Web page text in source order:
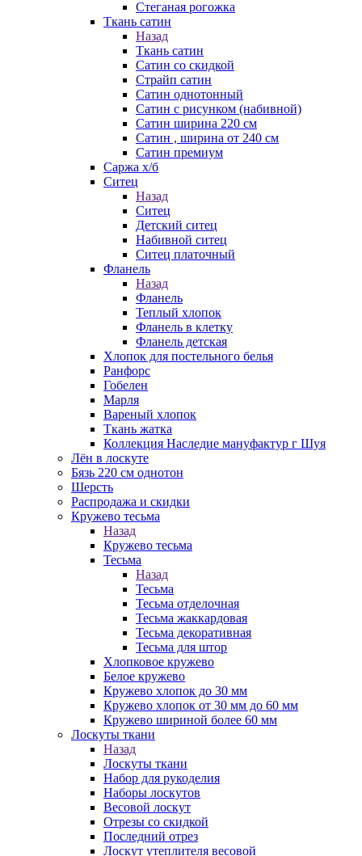
Стеганая рогожка
Ткань сатин
Назад
Ткань сатин
Сатин со скидкой
Страйп сатин
Сатин однотонный
Сатин с рисунком (набивной)
Сатин ширина 220 см
Сатин , ширина от 240 см
Сатин премиум
Саржа х/б
Ситец
Назад
Ситец
Детский ситец
Набивной ситец
Ситец платочный
Фланель
Назад
Фланель
Теплый хлопок
Фланель в клетку
Фланель детская
Хлопок для постельного белья
Ранфорс
Гобелен
Марля
Вареный хлопок
Ткань жатка
Коллекция Наследие мануфактур г Шуя
Лён в лоскуте
Бязь 220 см однотон
Шерсть
Распродажа и скидки
Кружево тесьма
Назад
Кружево тесьма
Тесьма
Назад
Тесьма
Тесьма отделочная
Тесьма жаккардовая
Тесьма декоративная
Тесьма для штор
Хлопковое кружево
Белое кружево
Кружево хлопок до 30 мм
Кружево хлопок от 30 мм до 60 мм
Кружево шириной более 60 мм
Лоскуты ткани
Назад
Лоскуты ткани
Набор для рукоделия
Наборы лоскутов
Весовой лоскут
Отрезы со скидкой
Последний отрез
Лоскут утеплителя весовой